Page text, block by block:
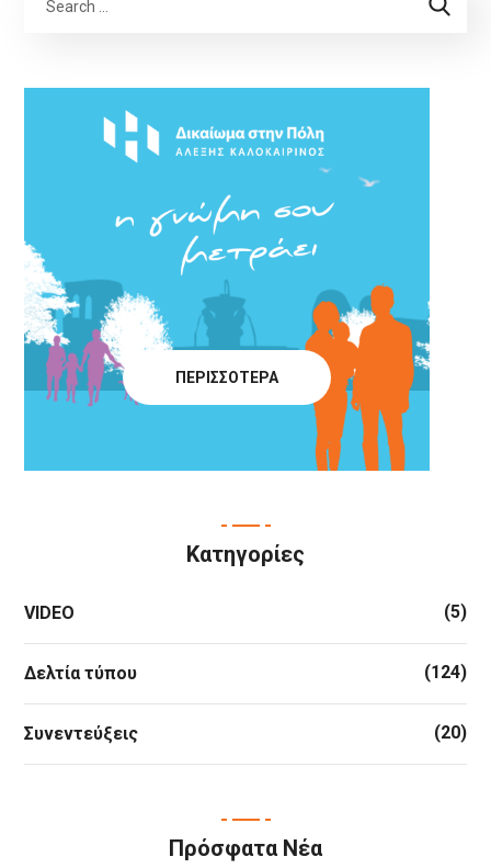
ΠΕΡΙΣΣΟΤΕΡΑ
Κατηγορίες
VIDEO (5)
Δελτία τύπου (124)
Συνεντεύξεις (20)
Πρόσφατα Νέα